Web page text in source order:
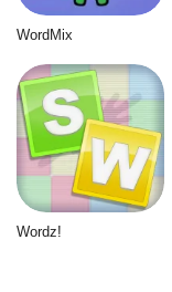
WordMix
Wordz!